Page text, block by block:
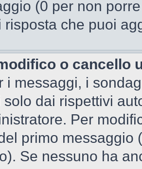
(0 per non
risposta che puoi
o cancello
i messaggi, i
solo dai rispettivi
Per
primo messaggio
Se nessuno ha